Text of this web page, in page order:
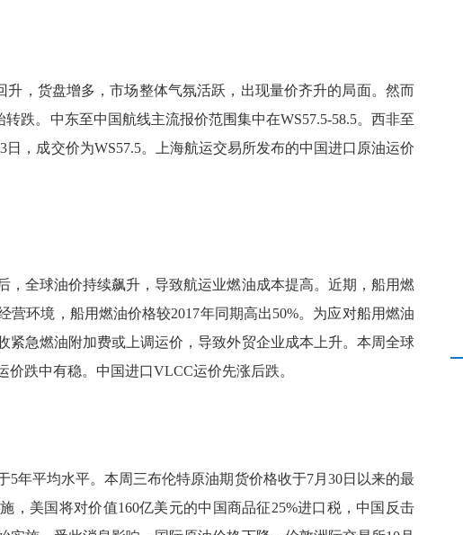
升，货盘增多，市场整体气氛活跃，出现量价齐升的局面。然而
跌。中东至中国航线主流报价范围集中在WS57.5-58.5。西非至
日，成交价为WS57.5。上海航运交易所发布的中国进口原油运价
，全球油价持续飙升，导致航运业燃油成本提高。近期，船用燃
营环境，船用燃油价格较2017年同期高出50%。为应对船用燃油
紧急燃油附加费或上调运价，导致外贸企业成本上升。本周全球
价跌中有稳。中国进口VLCC运价先涨后跌。
5年平均水平。本周三布伦特原油期货价格收于7月 30日以来的最
，美国将对价值160亿美元的中国商品征25%进口税，中国反击